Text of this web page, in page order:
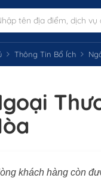
Thông Tin Bổ Ích
khách hàng còn